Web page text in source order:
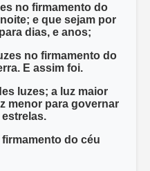
no firmamento do
e que sejam por
dias, e anos;
no firmamento do
E assim foi.
luzes; a luz maior
menor para governar
estrelas.
do céu